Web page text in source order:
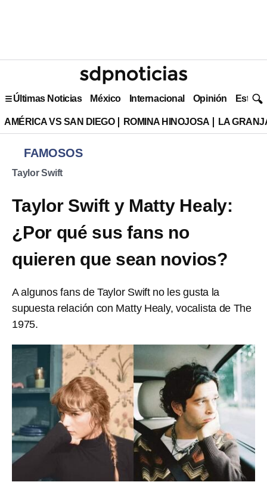
Últimas Noticias México Internacional Opinión Estilo
AMÉRICA VS SAN DIEGO ROMINA HINOJOSA LA
FAMOSOS
Taylor Swift
Taylor Swift y Matty Healy:
¿Por qué sus fans no
quieren que sean novios?
A algunos fans de Taylor Swift no les gusta la
supuesta relación con Matty Healy, vocalista de The
1975.